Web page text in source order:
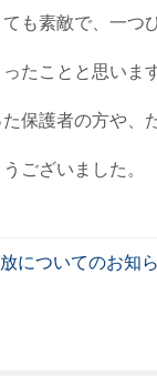
も素敵で、一つ
たことと思います
保護者の方や、
ございました。
についてのお知